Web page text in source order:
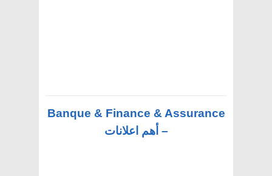
Banque & Finance & Assurance
– أهم اعلانات